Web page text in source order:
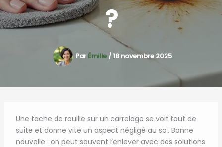
?
Par Émilie / 18 novembre 2025
Une tache de rouille sur un carrelage se voit tout de
suite et donne vite un aspect négligé au sol. Bonne
nouvelle : on peut souvent l’enlever avec des solutions